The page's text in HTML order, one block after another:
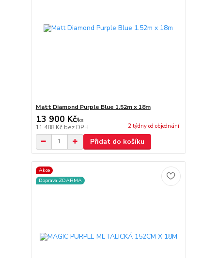
Matt Diamond Purple Blue 1.52m x 18m
13 900 Kč/ks
11 488 Kč bez DPH 2 týdny od objednání
Přidat do košíku
Akce
Doprava ZDARMA